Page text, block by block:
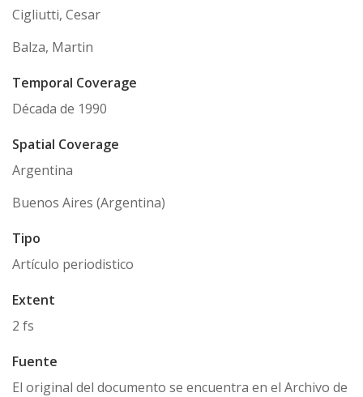
Cigliutti, Cesar
Balza, Martin
Temporal Coverage
Década de 1990
Spatial Coverage
Argentina
Buenos Aires (Argentina)
Tipo
Artículo periodistico
Extent
2 fs
Fuente
El original del documento se encuentra en el Archivo de